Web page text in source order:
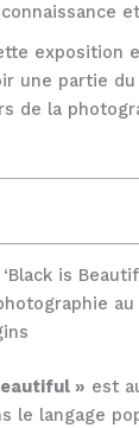
exposition
une partie du
de la
is
» est
le langage